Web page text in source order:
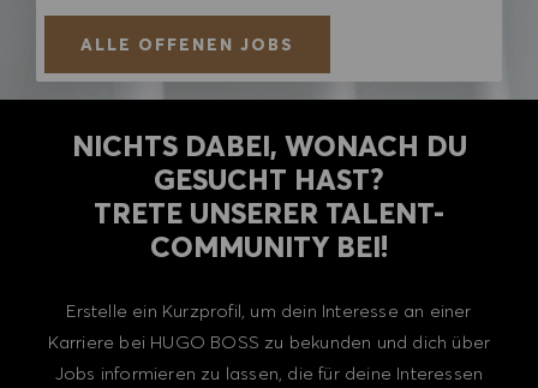
ALLE OFFENEN JOBS
NICHTS DABEI, WONACH DU
GESUCHT HAST?
TRETE UNSERER TALENT-
COMMUNITY BEI!
Erstelle ein Kurzprofil, um dein Interesse an einer
Karriere bei HUGO BOSS zu bekunden und dich über
Jobs informieren zu lassen, die für deine Interessen